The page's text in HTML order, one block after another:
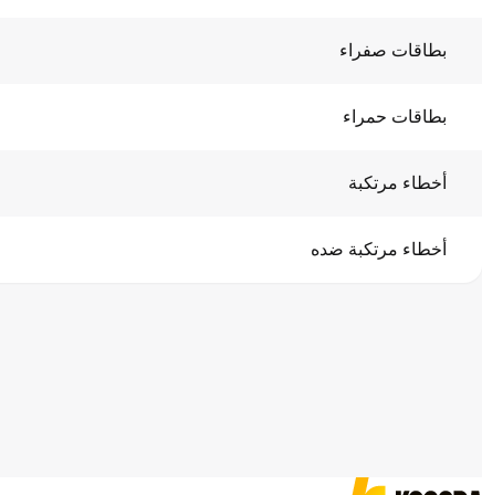
بطاقات صفراء
بطاقات حمراء
أخطاء مرتكبة
أخطاء مرتكبة ضده